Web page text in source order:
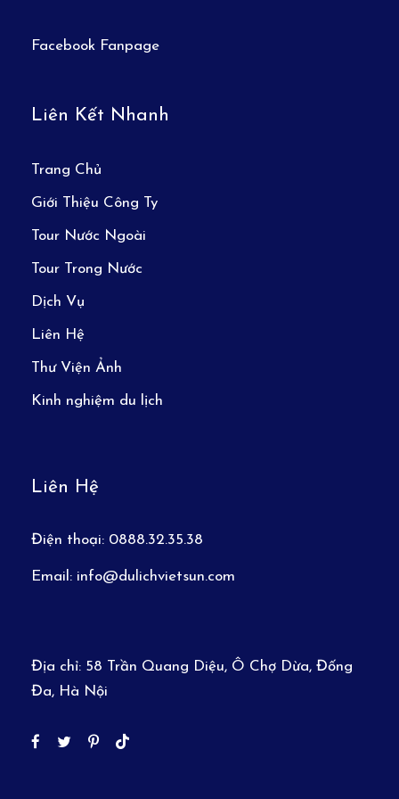
7h30:Ăn sáng tại khách sạn. Đoàn làm thủ tục
trả phòng.
8h00:Xe và hướng dẫn viên đưa đoàn :
phim trường quay bộ phim “Nhanh và nguy
hiểm 7” (Fast and furious 7)
trang nhã.
AbuDhabi –Tòa tháp đáng kinh ngạc này
vào tháng 6 năm 2010
Facebook Fanpage
Liên Kết Nhanh
Trang Chủ
Giới Thiệu Công Ty
Tour Nước Ngoài
Tour Trong Nước
Dịch Vụ
Liên Hệ
Thư Viện Ảnh
Kinh nghiệm du lịch
Liên Hệ
Điện thoại: 0888.32.35.38
Email: info@dulichvietsun.com
Địa chỉ: 58 Trần Quang Diệu, Ô Chợ Dừa, Đống
Đa, Hà Nội